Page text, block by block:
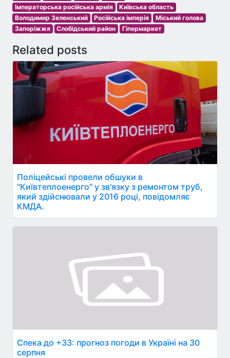
Імператорська російська армія
Київська область
Володимир Зеленський
Російська імперія
Міський голова
Запоріжжя
Слобідський район Гіпермаркет
Related posts
Поліцейські провели обшуки в
"Київтеплоенерго" у зв'язку з ремонтом труб,
який здійснювали у 2016 році, повідомляє
КМДА.
Спека до +33: прогноз погоди в Україні на 30
серпня